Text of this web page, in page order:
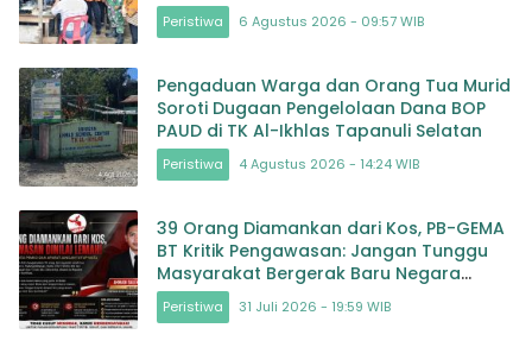
Peristiwa 6 Agustus 2026 - 09:57 WIB
Pengaduan Warga dan Orang Tua Murid
Soroti Dugaan Pengelolaan Dana BOP
PAUD di TK Al-Ikhlas Tapanuli Selatan
Peristiwa 4 Agustus 2026 - 14:24 WIB
39 Orang Diamankan dari Kos, PB-GEMA
BT Kritik Pengawasan: Jangan Tunggu
Masyarakat Bergerak Baru Negara
Bertindak
Peristiwa 31 Juli 2026 - 19:59 WIB